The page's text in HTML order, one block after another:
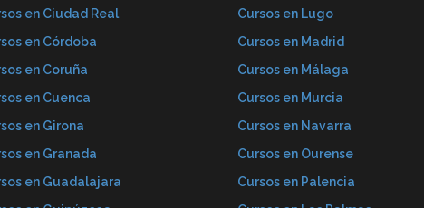
en Ciudad Real
en Córdoba
en Coruña
en Cuenca
en Girona
en Granada
en Guadalajara
Cursos en Lugo
Cursos en Madrid
Cursos en Málaga
Cursos en Murcia
Cursos en Navarra
Cursos en Ourense
Cursos en Palencia